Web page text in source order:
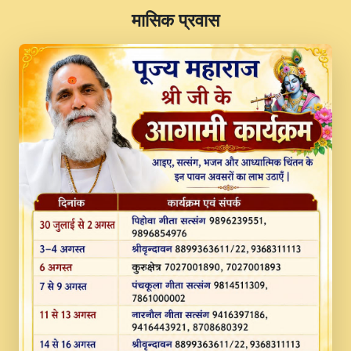
JINU SATGURU AAP BULAVE by Rasik
Pawan ji 20-11-19 Sankirtan At VEER JI
PRABHU KUTEER CHANNEL.mp3
Kina Sohna Tera Bhawan Sajaya Mata
Vaishno Devi Aarti Mata Rani Bhajan By
Lakhwinder Wadali Ji.mp3
MERE MANN VICH KANTH KALER
NEW PUNAJBI DEVOTIONAL SONG 2017
FULL VIDEO HD.mp3
Na To Roop Hai Bindu Ji Maharaj Pad - A
Divine Bhajan by Shri Indresh Ji
#BhaktiPath.mp3
Radha Rani Ki Kirpa Best Devotional
Song By Chitra Vichitra.mp3
​मासिक प्रवास